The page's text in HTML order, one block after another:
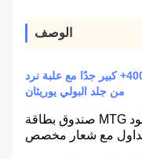
الوصف
صندوق بطاقات سطح السفينة التجاري 400+ كبير جدًا مع علبة نرد
من جلد البولي يوريثان
سوبر كبير مع علبة النرد بو الجلود MTG صندوق بطاقة
مع شعار مخصص